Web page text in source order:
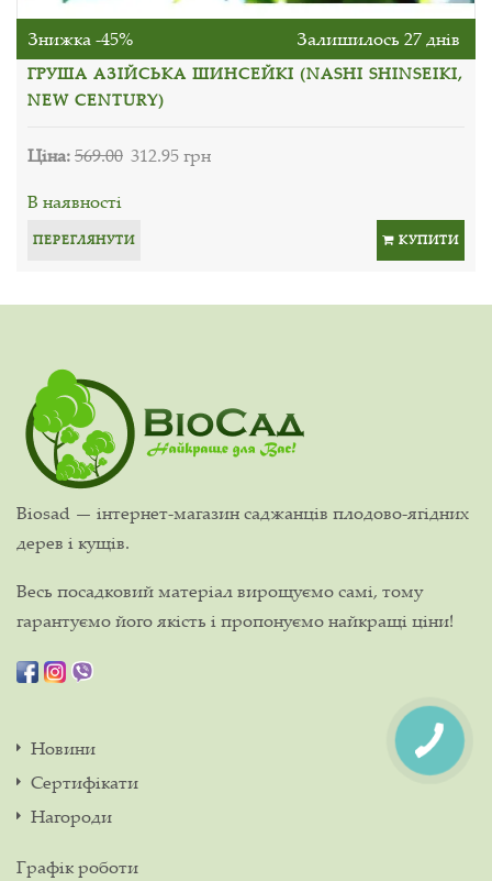
Знижка -45% Залишилось 27 днів
ГРУША АЗІЙСЬКА ШИНСЕЙКІ (NASHI SHINSEIKI,
NEW CENTURY)
Ціна:569.00 312.95 грн
В наявності
ПЕРЕГЛЯНУТИ КУПИТИ
Biosad — інтернет-магазин саджанців плодово-ягідних
дерев і кущів.
Весь посадковий матеріал вирощуємо самі, тому
гарантуємо його якість і пропонуємо найкращі ціни!
Новини
Сертифікати
Нагороди
Графік роботи